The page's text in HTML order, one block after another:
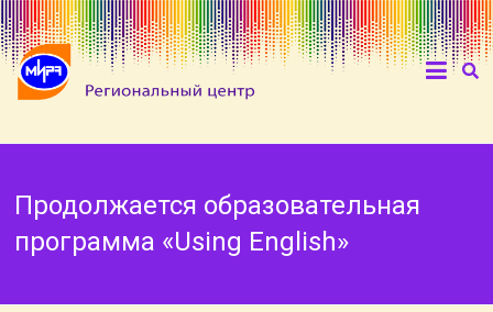
Продолжается образовательная
программа «Using English»